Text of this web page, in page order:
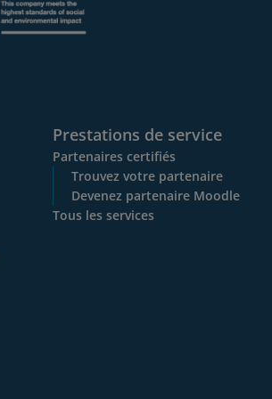
Prestations de service
Partenaires certifiés
Trouvez votre partenaire
Devenez partenaire Moodle
Tous les services